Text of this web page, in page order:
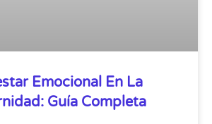
Emocional En La
Guía Completa